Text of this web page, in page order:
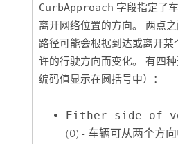
CurbApproach 字段指定了
离开网络位置的方向。 两点
路径可能会根据到达或离开某
许的行驶方向而变化。 有四
编码值显示在圆括号中）：
Either side of
(0) - 车辆可从两个方